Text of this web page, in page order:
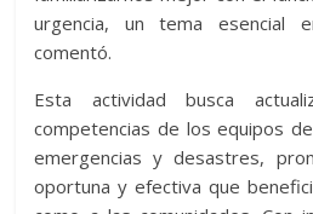
urgencia, un tema esencial
comentó.
Esta actividad busca
competencias de los equipos
emergencias y desastres,
oportuna y efectiva que